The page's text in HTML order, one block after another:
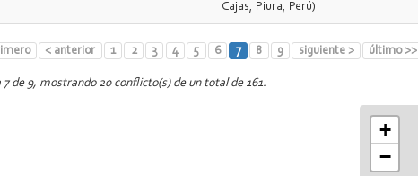
Cajas, Piura, Perú)
< anterior 1 2 3 4 5 6 7 8 9 siguiente > último >>
7 de 9, mostrando 20 conflicto(s) de un total de 161.
+
−